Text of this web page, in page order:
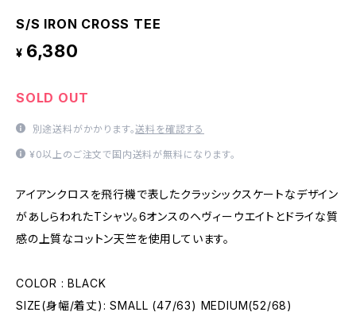
S/S IRON CROSS TEE
¥ 6,380
SOLD OUT
別途送料がかかります。送料を確認する
¥0以上のご注文で国内送料が無料になります。
アイアンクロスを飛行機で表したクラッシックスケートなデザイン
があしらわれたTシャツ。6オンスのヘヴィーウエイトとドライな質
感の上質なコットン天竺を使用しています。
COLOR : BLACK
SIZE(身幅/着丈): SMALL (47/63) MEDIUM(52/68)